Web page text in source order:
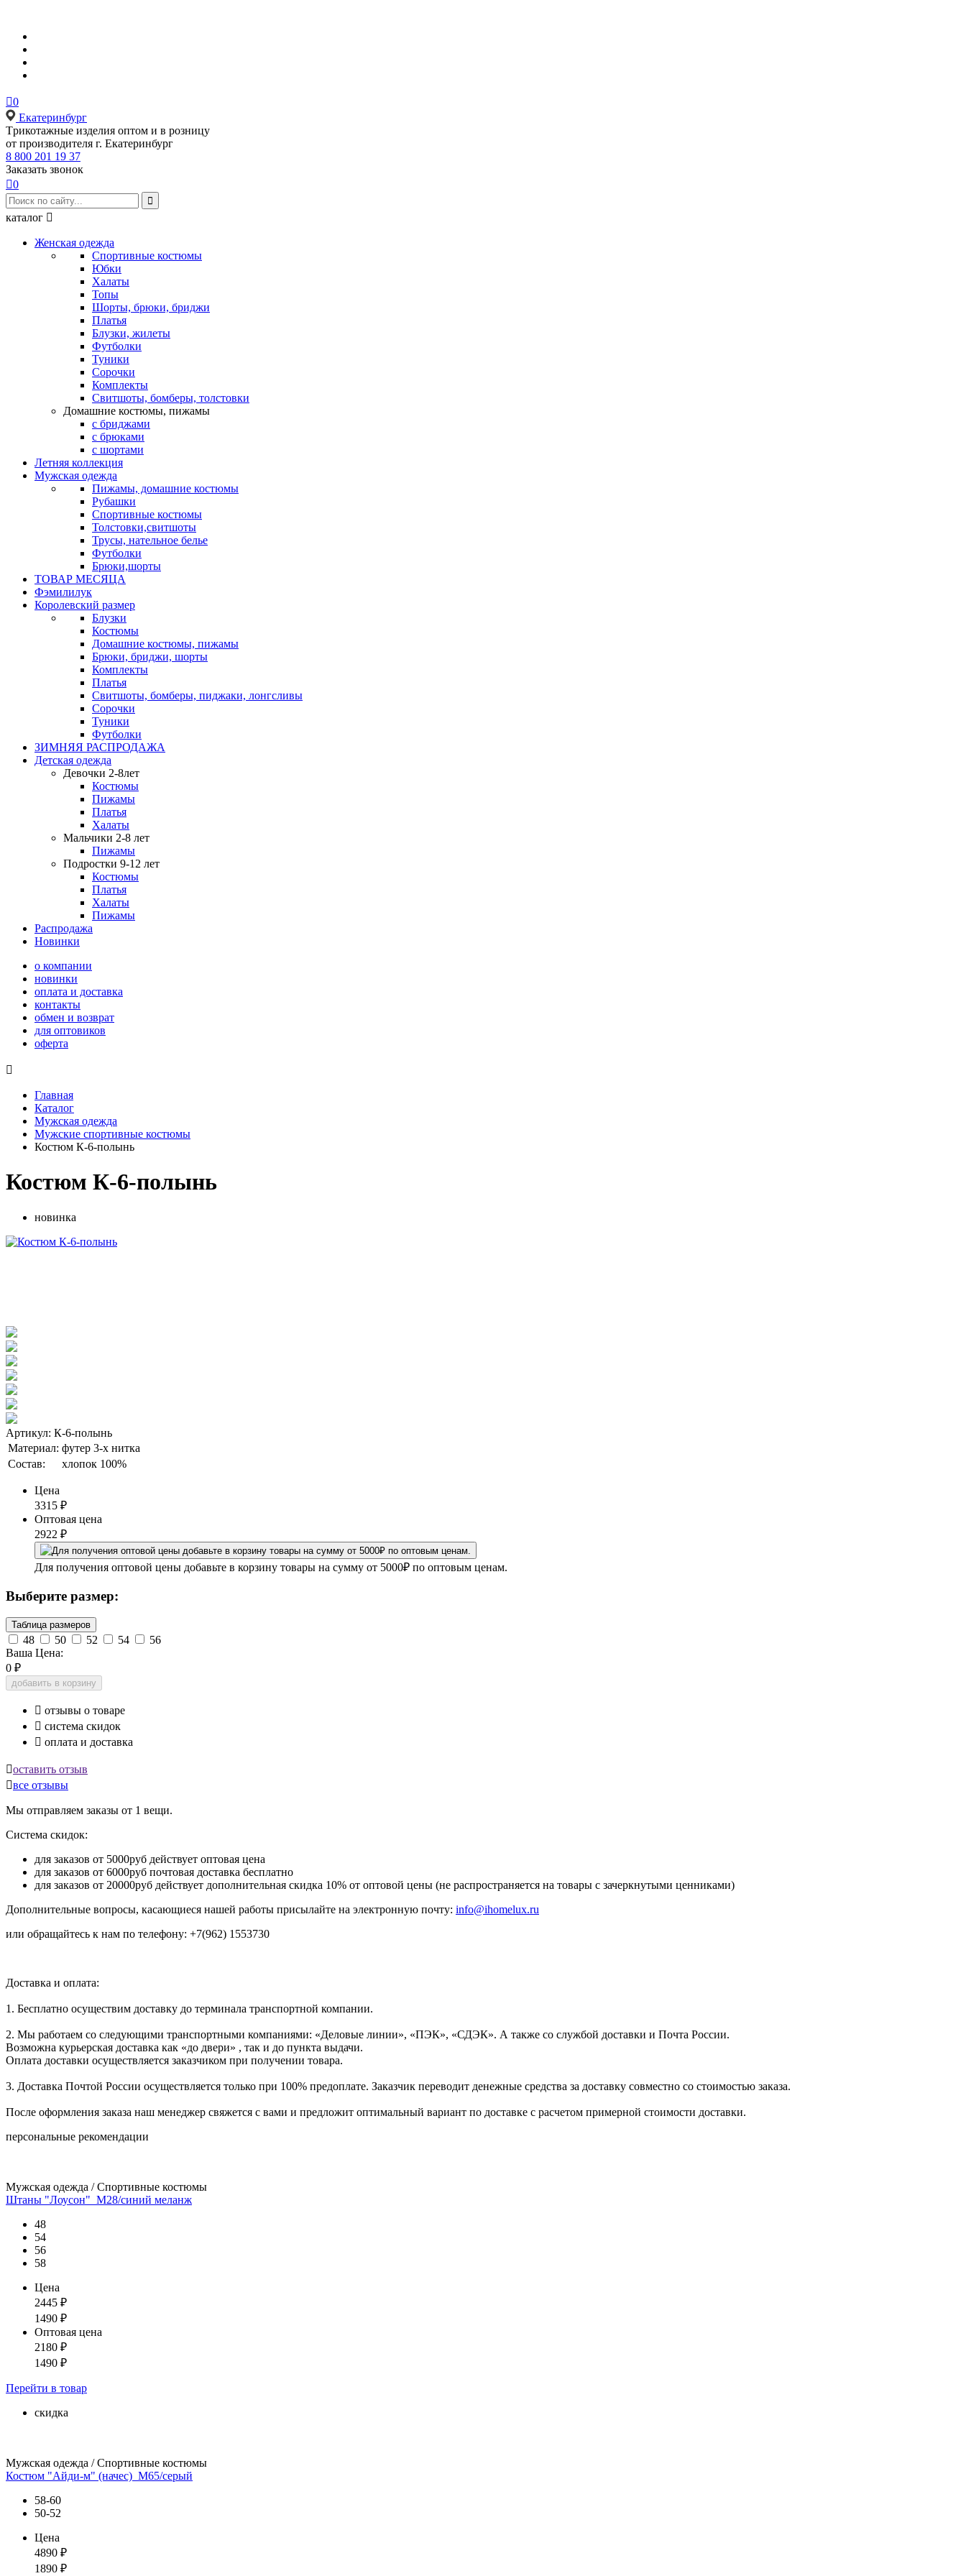
0
Екатеринбург
Tрикотажные изделия оптом и в розницу
от производителя г. Екатеринбург
8 800 201 19 37
Заказать звонок
0

каталог 
Женская одежда
Спортивные костюмы
Юбки
Халаты
Топы
Шорты, брюки, бриджи
Платья
Блузки, жилеты
Футболки
Туники
Сорочки
Комплекты
Свитшоты, бомберы, толстовки
Домашние костюмы, пижамы
с бриджами
с брюками
с шортами
Летняя коллекция
Мужская одежда
Пижамы, домашние костюмы
Рубашки
Спортивные костюмы
Толстовки,свитшоты
Трусы, нательное белье
Футболки
Брюки,шорты
ТОВАР МЕСЯЦА
Фэмилилук
Королевский размер
Блузки
Костюмы
Домашние костюмы, пижамы
Брюки, бриджи, шорты
Комплекты
Платья
Свитшоты, бомберы, пиджаки, лонгсливы
Сорочки
Туники
Футболки
ЗИМНЯЯ РАСПРОДАЖА
Детская одежда
Девочки 2-8лет
Костюмы
Пижамы
Платья
Халаты
Мальчики 2-8 лет
Пижамы
Подростки 9-12 лет
Костюмы
Платья
Халаты
Пижамы
Распродажа
Новинки
о компании
новинки
оплата и доставка
контакты
обмен и возврат
для оптовиков
оферта

Главная
Каталог
Мужская одежда
Мужские спортивные костюмы
Костюм К-6-полынь
Костюм К-6-полынь
новинка
Артикул: К-6-полынь
Материал: футер 3-х нитка
Состав:
хлопок 100%
Цена
3315 ₽
Оптовая цена
2922 ₽
Для получения оптовой цены добавьте в корзину товары на сумму от 5000₽ по оптовым ценам.
Выберите размер:
Таблица размеров
48 50 52 54
56
Ваша Цена:
0 ₽
добавить в корзину
 отзывы о товаре
 система скидок
 оплата и доставка
оставить отзыв
все отзывы
Мы отправляем заказы от 1 вещи.
Система скидок:
для заказов от 5000руб действует оптовая цена
для заказов от 6000руб почтовая доставка бесплатно
для заказов от 20000руб действует дополнительная скидка 10% от оптовой цены (не распространяется на товары с зачеркнутыми ценниками)
Дополнительные вопросы, касающиеся нашей работы присылайте на электронную почту: info@ihomelux.ru
или обращайтесь к нам по телефону: +7(962) 1553730
Доставка и оплата:
1. Бесплатно осуществим доставку до терминала транспортной компании.
2. Мы работаем со следующими транспортными компаниями: «Деловые линии», «ПЭК», «СДЭК». А также со службой доставки и Почта России.
Возможна курьерская доставка как «до двери» , так и до пункта выдачи.
Оплата доставки осуществляется заказчиком при получении товара.
3. Доставка Почтой России осуществляется только при 100% предоплате. Заказчик переводит денежные средства за доставку совместно со стоимостью заказа.
После оформления заказа наш менеджер свяжется с вами и предложит оптимальный вариант по доставке с расчетом примерной стоимости доставки.
персональные рекомендации
Мужская одежда / Спортивные костюмы
Штаны "Лоусон"_М28/синий меланж
48
54
56
58
Цена
2445 ₽
1490 ₽
Оптовая цена
2180 ₽
1490 ₽
Перейти в товар
скидка
Мужская одежда / Спортивные костюмы
Костюм "Айди-м" (начес)_М65/серый
58-60
50-52
Цена
4890 ₽
1890 ₽